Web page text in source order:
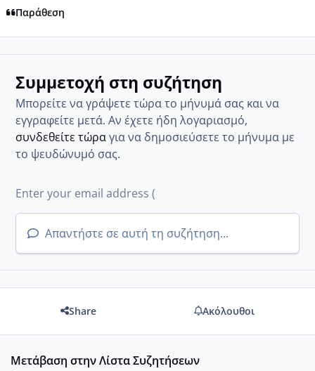
Παράθεση
Συμμετοχή στη συζήτηση
Μπορείτε να γράψετε τώρα το μήνυμά σας και να
εγγραφείτε μετά. Αν έχετε ήδη λογαριασμό,
συνδεθείτε τώραγια να δημοσιεύσετε το μήνυμα με
το ψευδώνυμό σας.
Απαντήστε σε αυτή τη συζήτηση...
Share Ακόλουθοι
Μετάβαση στην Λίστα Συζητήσεων